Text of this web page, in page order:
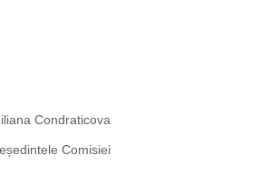
Condraticova
Comisiei